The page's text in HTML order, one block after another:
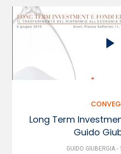
Long Term
Guido
GUIDO GIUBERGIA -